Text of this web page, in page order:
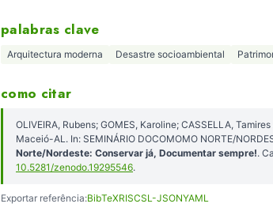
palabras clave
Arquitectura moderna Desastre socioambiental
como citar
OLIVEIRA, Rubens; GOMES, Karoline; CASSELLA,
Maceió-AL. In: SEMINÁRIO DOCOMOMO NORTE/
Norte/Nordeste: Conservar já, Documentar sempre!.
10.5281/zenodo.19295546.
Exportar referência:BibTeXRISCSL-JSONYAML